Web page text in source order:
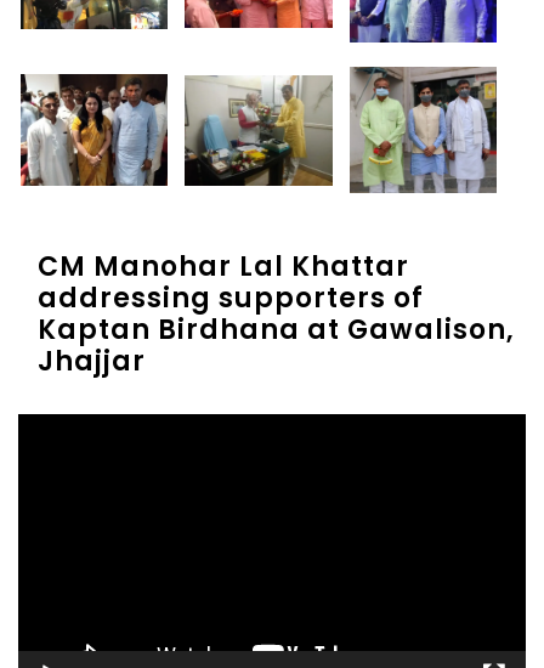
CM Manohar Lal Khattar
addressing supporters of
Kaptan Birdhana at Gawalison,
Jhajjar